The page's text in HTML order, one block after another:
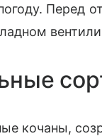
Перед
кочаны,